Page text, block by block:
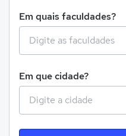
Em quais faculdades?
Em que cidade?